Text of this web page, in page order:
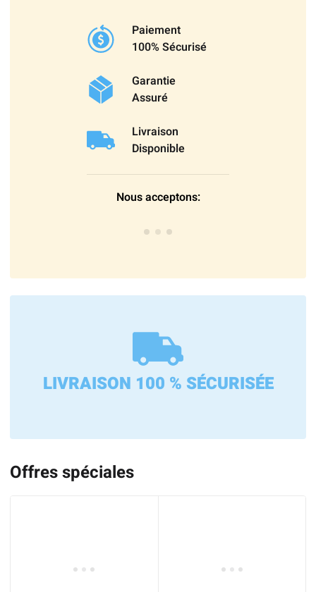
Paiement
100% Sécurisé
Garantie
Assuré
Livraison
Disponible
Nous acceptons:
LIVRAISON 100 % SÉCURISÉE
Offres spéciales